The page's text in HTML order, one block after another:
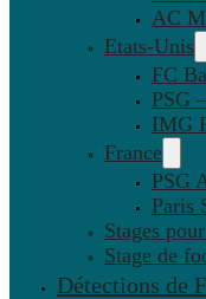
AC
Etats-Unis
FC
PSG
IMG
France
PSG
Paris
Stages
Stage de
Détections de